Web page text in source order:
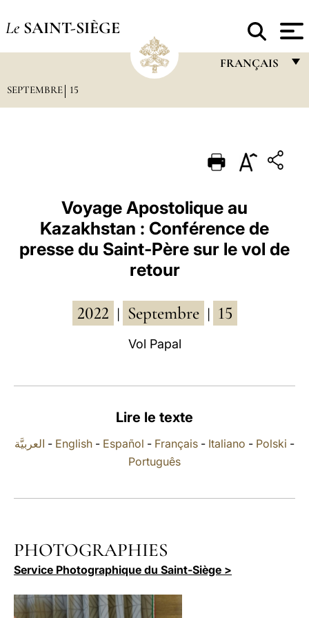
Le SAINT-SIÈGE
FRANÇAIS
PORTUGUÊS
DEUTSCH
POLSKI
中文
SEPTEMBRE 15
Voyage Apostolique au
Kazakhstan : Conférence de
presse du Saint-Père sur le vol de
retour
2022 Septembre 15
Vol Papal
Lire le texte
العربيَّة - English - Español - Français - Italiano - Polski -
Português
PHOTOGRAPHIES
Service Photographique du Saint-Siège >